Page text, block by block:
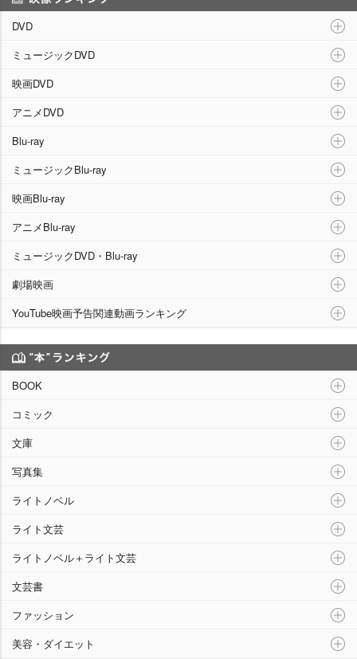
DVD
ミュージックDVD
映画DVD
アニメDVD
Blu-ray
ミュージックBlu-ray
映画Blu-ray
アニメBlu-ray
ミュージックDVD・Blu-ray
劇場映画
YouTube映画予告関連動画ランキング
BOOK
コミック
文庫
写真集
ライトノベル
ライト文芸
ライトノベル＋ライト文芸
文芸書
ファッション
美容・ダイエット